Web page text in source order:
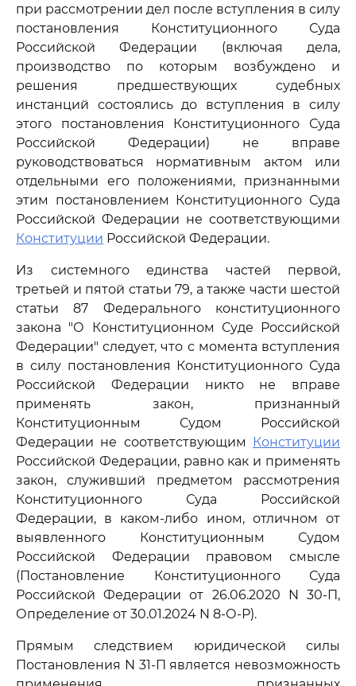
при рассмотрении дел после вступления в силу
постановления Конституционного Суда
Российской Федерации (включая дела,
производство по которым возбуждено и
решения предшествующих судебных
инстанций состоялись до вступления в силу
этого постановления Конституционного Суда
Российской Федерации) не вправе
руководствоваться нормативным актом или
отдельными его положениями, признанными
этим постановлением Конституционного Суда
Российской Федерации не соответствующими
Конституции Российской Федерации.
Из системного единства частей первой,
третьей и пятой статьи 79, а также части шестой
статьи 87 Федерального конституционного
закона "О Конституционном Суде Российской
Федерации" следует, что с момента вступления
в силу постановления Конституционного Суда
Российской Федерации никто не вправе
применять закон, признанный
Конституционным Судом Российской
Федерации не соответствующим
Конституции
Российской Федерации, равно как и применять
закон, служивший предметом рассмотрения
Конституционного Суда Российской
Федерации, в каком-либо ином, отличном от
выявленного Конституционным Судом
Российской Федерации правовом смысле
(Постановление Конституционного Суда
Российской Федерации от 26.06.2020 N 30-П,
Определение от 30.01.2024 N 8-О-Р).
Прямым следствием юридической силы
Постановления N 31-П является невозможность